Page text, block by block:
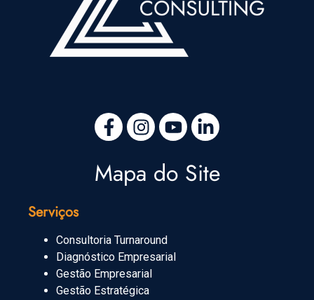
Mapa do Site
Serviços
Consultoria Turnaround
Diagnóstico Empresarial
Gestão Empresarial
Gestão Estratégica